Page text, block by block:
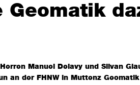
Manuel Delavy und Silvan
an der FHNW in Muttenz